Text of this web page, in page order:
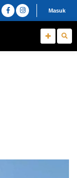
Masuk